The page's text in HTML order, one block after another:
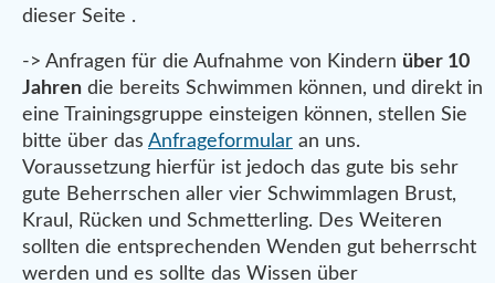
dieser Seite .
-> Anfragen für die Aufnahme von Kindern über 10
Jahren die bereits Schwimmen können, und direkt in
eine Trainingsgruppe einsteigen können, stellen Sie
bitte über das Anfrageformular an uns.
Voraussetzung hierfür ist jedoch das gute bis sehr
gute Beherrschen aller vier Schwimmlagen Brust,
Kraul, Rücken und Schmetterling. Des Weiteren
sollten die entsprechenden Wenden gut beherrscht
werden und es sollte das Wissen über